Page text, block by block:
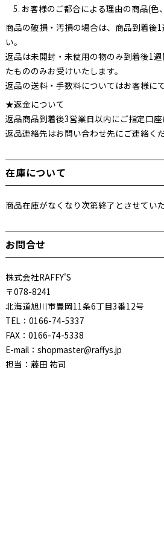
お客様のご都合による理由の商品(色
商品の破損・汚損の場合は、商品到着後
い。
返品は未開封・未使用の物のみ到着後1
たもののみお受けいたします。
返品の送料・手数料についてはお客様に
★返金について
返品商品到着後3営業日以内にご指定口座
返品連絡先はお問い合わせ先にご連絡くだ
在庫について
商品在庫がなくなり次第終了とさせていた
お問合せ
株式会社RAFFY'S
〒078-8241
北海道旭川市豊岡11条6丁目3番12号
TEL：0166-74-5337
FAX：0166-74-5338
E-mail：shopmaster@raffys.jp
担当：藤田 祐司